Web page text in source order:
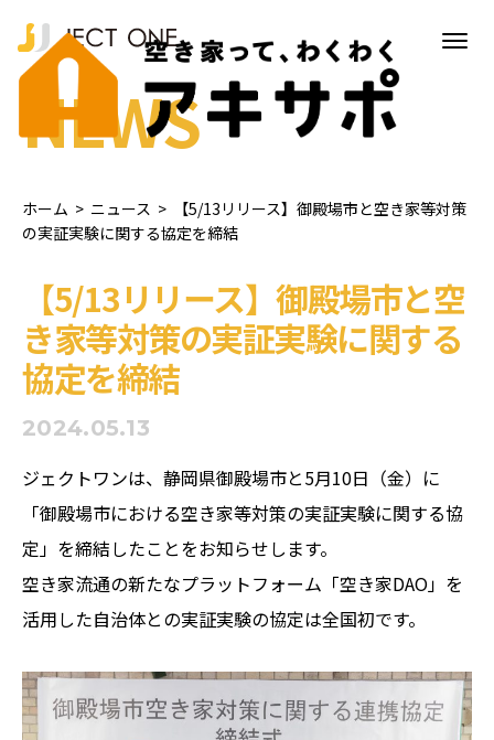
NEWS
ホーム > ニュース >
【5/13リリース】御殿場市と空き家等対策
の実証実験に関する協定を締結
【5/13リリース】御殿場市と空
き家等対策の実証実験に関する
協定を締結
2024.05.13
ジェクトワンは、静岡県御殿場市と5月10日（金）に
「御殿場市における空き家等対策の実証実験に関する協
定」を締結したことをお知らせします。
空き家流通の新たなプラットフォーム「空き家DAO」を
活用した自治体との実証実験の協定は全国初です。